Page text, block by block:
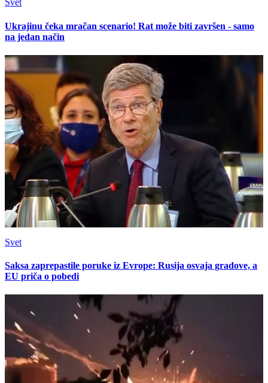
Svet
Ukrajinu čeka mračan scenario! Rat može biti završen - samo
na jedan način
Svet
Saksa zaprepastile poruke iz Evrope: Rusija osvaja gradove, a
EU priča o pobedi